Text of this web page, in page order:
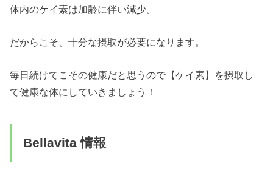
体内のケイ素は加齢に伴い減少。
だからこそ、十分な摂取が必要になります。
毎日続けてこその健康だと思うので【ケイ素】を摂取し
て健康な体にしていきましょう！
Bellavita 情報